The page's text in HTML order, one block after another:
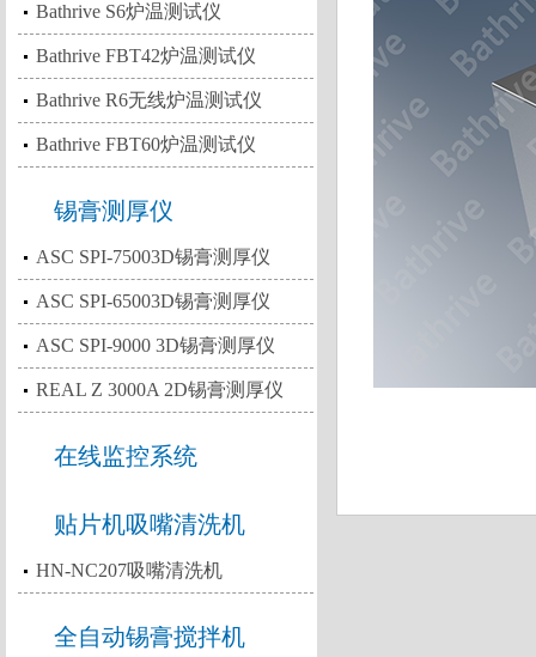
Bathrive S6炉温测试仪
Bathrive FBT42炉温测试仪
Bathrive R6无线炉温测试仪
Bathrive FBT60炉温测试仪
锡膏测厚仪
ASC SPI-75003D锡膏测厚仪
ASC SPI-65003D锡膏测厚仪
ASC SPI-9000 3D锡膏测厚仪
REAL Z 3000A 2D锡膏测厚仪
在线监控系统
贴片机吸嘴清洗机
HN-NC207吸嘴清洗机
全自动锡膏搅拌机